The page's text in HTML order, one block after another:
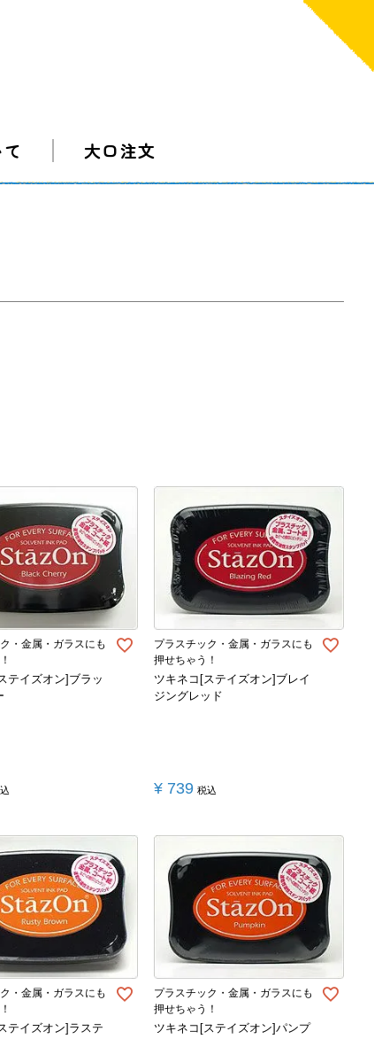
大口注文
・金属・ガラスにも
テイズオン]ブラッ
プラスチック・金属・ガラスにも
押せちゃう！
ツキネコ[ステイズオン]ブレイ
ジングレッド
¥ 739 税込
・金属・ガラスにも
テイズオン]ラステ
プラスチック・金属・ガラスにも
押せちゃう！
ツキネコ[ステイズオン]パンプ